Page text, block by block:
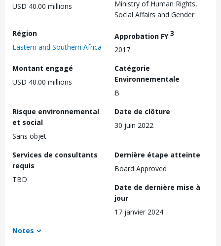
USD 40.00 millions
Ministry of Human Rights,
Social Affairs and Gender
Région
Eastern and Southern Africa
Approbation FY3
2017
Montant engagé
USD 40.00 millions
Catégorie
Environnementale
B
Risque environnemental
et social
Sans objet
Date de clôture
30 juin 2022
Services de consultants
requis
TBD
Dernière étape atteinte
Board Approved
Date de dernière mise à
jour
17 janvier 2024
Notes